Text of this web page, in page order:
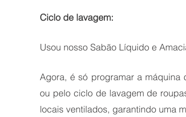
Ciclo de lavagem:
Usou nosso Sabão Líquido e
Agora, é só programar a
ou pelo ciclo de lavagem de
locais ventilados, garantindo uma